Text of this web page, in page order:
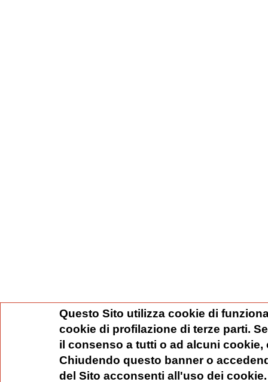
Questo Sito utilizza cookie di
cookie di profilazione di terze parti.
il consenso a tutti o ad alcuni
Chiudendo questo banner o
del Sito acconsenti all'uso dei cookie.